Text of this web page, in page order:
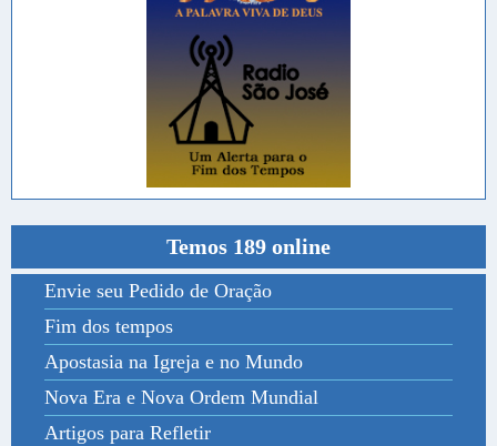
Temos 189 online
Envie seu Pedido de Oração
Fim dos tempos
Apostasia na Igreja e no Mundo
Nova Era e Nova Ordem Mundial
Artigos para Refletir